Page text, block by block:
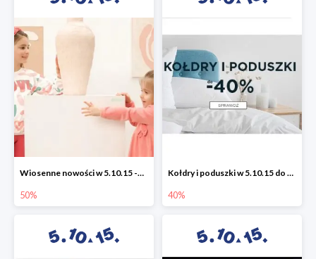
Wiosenne nowości w 5.10.15 -50%
50%
Kołdry i poduszki w 5.10.15 do -40%
40%